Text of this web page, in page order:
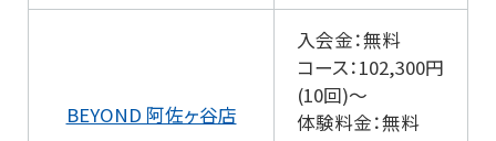
BEYOND 阿佐ヶ谷店
入会金：無料
コース：102,300円
(10回)～
体験料金：無料